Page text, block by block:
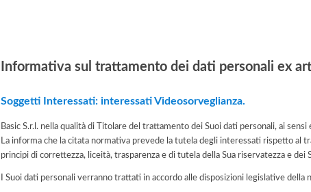
Informativa sul trattamento dei dati personali ex
Soggetti Interessati: interessati Videosorveglianza.
Basic S.r.l. nella qualità di Titolare del trattamento dei Suoi dati personali, ai
La informa che la citata normativa prevede la tutela degli interessati rispetto
principi di correttezza, liceità, trasparenza e di tutela della Sua riservatezza e dei
I Suoi dati personali verranno trattati in accordo alle disposizioni legislative